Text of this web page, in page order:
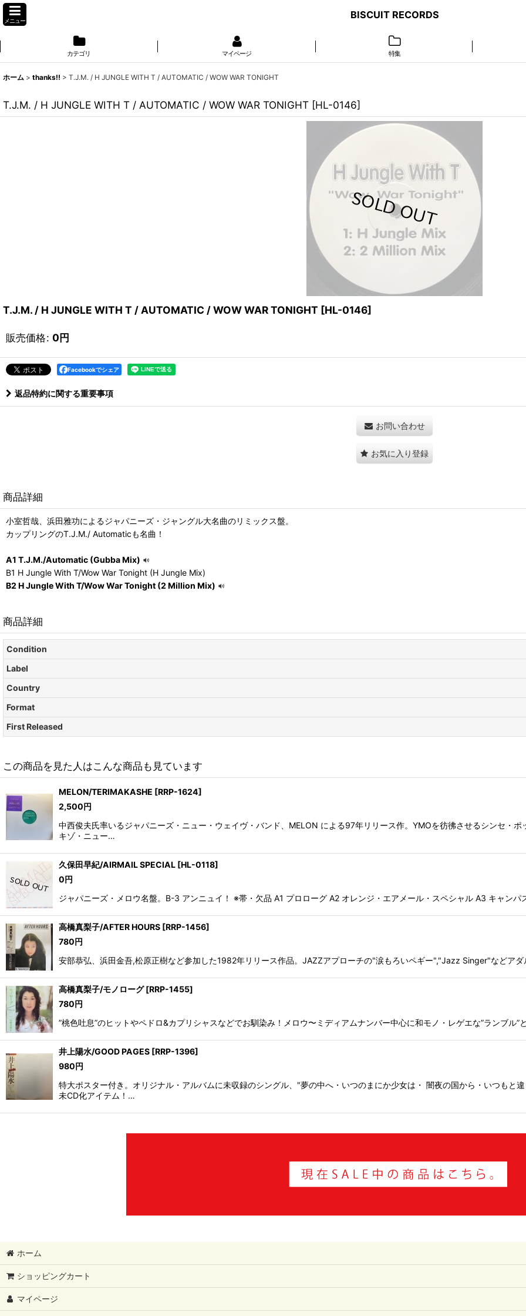
メニュー
BISCUIT RECORDS
カテゴリ マイページ 特集
ホーム > thanks!! > T.J.M. / H JUNGLE WITH T / AUTOMATIC / WOW WAR TONIGHT
T.J.M. / H JUNGLE WITH T / AUTOMATIC / WOW WAR TONIGHT [HL-0146]
T.J.M. / H JUNGLE WITH T / AUTOMATIC / WOW WAR TONIGHT [HL-0146]
販売価格: 0円
Facebookでシェア
返品特約に関する重要事項
お問い合わせ
お気に入り登録
商品詳細
小室哲哉、浜田雅功によるジャパニーズ・ジャングル大名曲のリミックス盤。
カップリングのT.J.M./ Automaticも名曲！
A1 T.J.M./Automatic (Gubba Mix)
B1 H Jungle With T/Wow War Tonight (H Jungle Mix)
B2 H Jungle With T/Wow War Tonight (2 Million Mix)
商品詳細
Condition
Label
Country
Format
First Released
この商品を見た人はこんな商品も見ています
MELON/TERIMAKASHE [RRP-1624]
2,500円
中西俊夫氏率いるジャパニーズ・ニュー・ウェイヴ・バンド、MELON による97年リリース作。YMOを彷彿させるシンセ・
キゾ・ニュー…
久保田早紀/AIRMAIL SPECIAL [HL-0118]
0円
ジャパニーズ・メロウ名盤。B-3 アンニュイ！ ※帯・欠品 A1 プロローグ A2 オレンジ・エアメール・スペシャル A3 キャン
高橋真梨子/AFTER HOURS [RRP-1456]
780円
安部恭弘、浜田金吾,松原正樹など参加した1982年リリース作品。JAZZアプローチの"涙もろいペギー","Jazz Singer"などア
高橋真梨子/モノローグ [RRP-1455]
780円
”桃色吐息”のヒットやペドロ&カプリシャスなどでお馴染み！メロウ〜ミディアムナンバー中心に和モノ・レゲエな”ランブ
井上陽水/GOOD PAGES [RRP-1396]
980円
特大ポスター付き。オリジナル・アルバムに未収録のシングル、"夢の中へ・いつのまにか少女は・ 闇夜の国から・いつもと
未CD化アイテム！…
ホーム
ショッピングカート
マイページ